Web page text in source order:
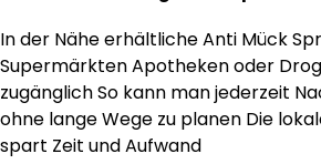
In der Nähe erhältliche Anti Mück
Supermärkten Apotheken oder
zugänglich So kann man jederzeit
ohne lange Wege zu planen Die
spart Zeit und Aufwand